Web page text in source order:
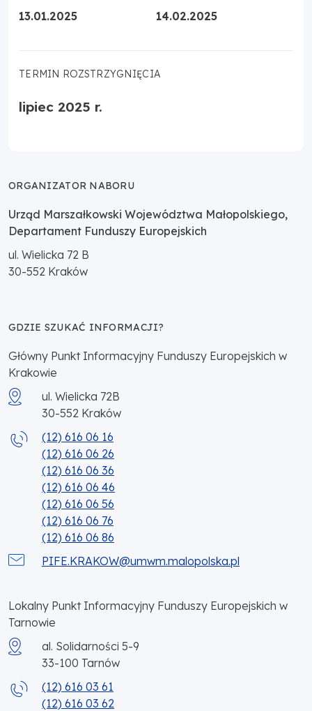
13.01.2025 14.02.2025
TERMIN ROZSTRZYGNIĘCIA
lipiec 2025 r.
ORGANIZATOR NABORU
Urząd Marszałkowski Województwa Małopolskiego,
Departament Funduszy Europejskich
ul. Wielicka 72 B
30-552 Kraków
GDZIE SZUKAĆ INFORMACJI?
Główny Punkt Informacyjny Funduszy Europejskich w
Krakowie
ul. Wielicka 72B
30-552 Kraków
(12) 616 06 16
(12) 616 06 26
(12) 616 06 36
(12) 616 06 46
(12) 616 06 56
(12) 616 06 76
(12) 616 06 86
PIFE.KRAKOW@umwm.malopolska.pl
Lokalny Punkt Informacyjny Funduszy Europejskich w
Tarnowie
al. Solidarności 5-9
33-100 Tarnów
(12) 616 03 61
(12) 616 03 62